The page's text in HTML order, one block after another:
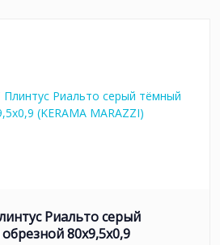
Риальто серый
80x9,5x0,9